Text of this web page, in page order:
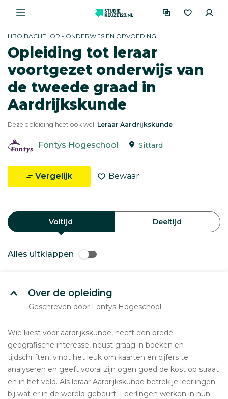
HBO BACHELOR - ONDERWIJS EN OPVOEDING
Opleiding tot leraar
voortgezet onderwijs van
de tweede graad in
Aardrijkskunde
Deze opleiding heet ook wel: Leraar Aardrijkskunde
Fontys Hogeschool Sittard
Vergelijk Bewaar
Voltijd Deeltijd
Alles uitklappen
Over de opleiding
Geschreven door Fontys Hogeschool
Wie kiest voor aardrijkskunde, heeft een brede
geografische interesse, neust graag in boeken en
tijdschriften, vindt het leuk om kaarten en cijfers te
analyseren en geeft vooral zijn ogen goed de kost op straat
en in het veld. Als leraar Aardrijkskunde betrek je leerlingen
bij wat er in de wereld gebeurt. Leerlingen werken in hun